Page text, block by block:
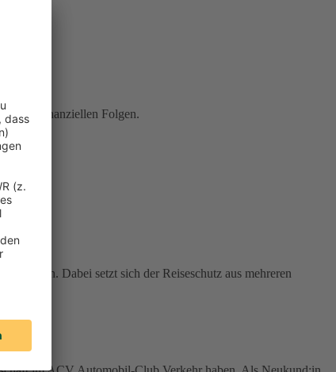
den finanziellen Folgen.
können. Dabei setzt sich der Reiseschutz aus mehreren